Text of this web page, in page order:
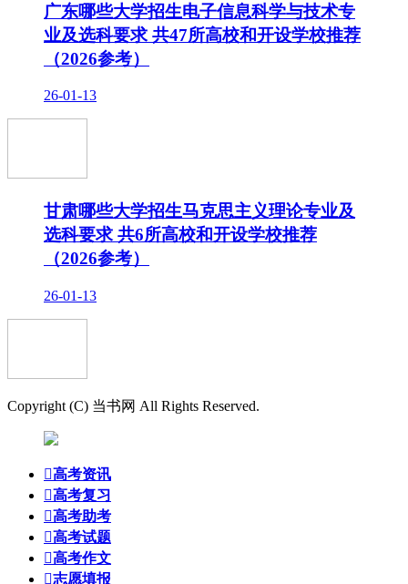
广东哪些大学招生电子信息科学与技术专
业及选科要求 共47所高校和开设学校推荐
（2026参考）
26-01-13
甘肃哪些大学招生马克思主义理论专业及
选科要求 共6所高校和开设学校推荐
（2026参考）
26-01-13
Copyright (C) 当书网 All Rights Reserved.
高考资讯
高考复习
高考助考
高考试题
高考作文
志愿填报